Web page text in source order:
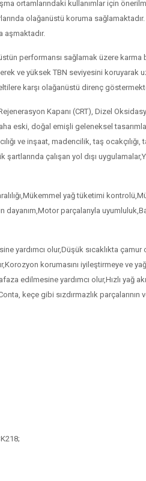
ortamlarındaki kullanımlar için
olağanüstü koruma
aşmaktadır.
performansı sağlamak üzere
ve yüksek TBN seviyesini koruyarak
karşı olağanüstü direnç
Kapanı (CRT), Dizel
eski, doğal emişli geleneksel
ve inşaat, madencilik, taş
şartlarında çalışan yol dışı
yağ tüketimi
parçalarıyla
olur,Düşük sıcaklıkta
korumasını iyileştirmeye ve
edilmesine yardımcı olur,Hızlı yağ
keçe gibi sızdırmazlık